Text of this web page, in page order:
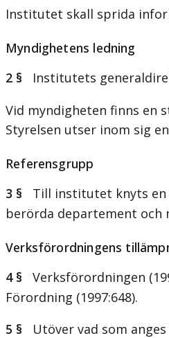
Institutet skall sprida
Myndighetens ledning
2 § Institutets
Vid myndigheten finns en
Styrelsen utser inom sig
Referensgrupp
3 § Till institutet knyts en
berörda departement och
Verksförordningens
4 § Verksförordningen
Förordning (1997:648).
5 § Utöver vad som